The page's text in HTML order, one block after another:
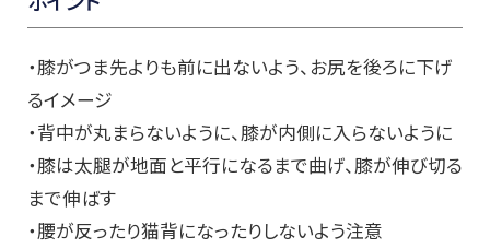
・膝がつま先よりも前に出ないよう、お尻を後ろに下げ
るイメージ
・背中が丸まらないように、膝が内側に入らないように
・膝は太腿が地面と平行になるまで曲げ、膝が伸び切る
まで伸ばす
・腰が反ったり猫背になったりしないよう注意